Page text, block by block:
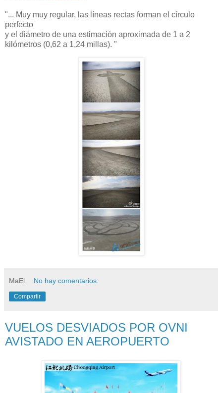
"... Muy muy regular, las líneas rectas forman el círculo
perfecto
y el diámetro de una estimación aproximada de 1 a 2
kilómetros (0,62 a 1,24 millas). "
MaEl No hay comentarios:
Compartir
VUELOS DESVIADOS POR OVNI
AVISTADO EN AEROPUERTO